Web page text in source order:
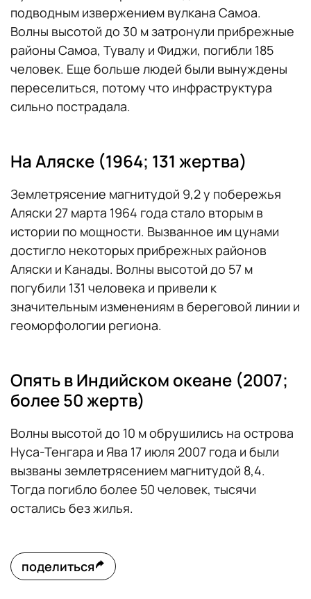
подводным извержением вулкана Самоа.
Волны высотой до 30 м затронули прибрежные
районы Самоа, Тувалу и Фиджи, погибли 185
человек. Еще больше людей были вынуждены
переселиться, потому что инфраструктура
сильно пострадала.
На Аляске (1964; 131 жертва)
Землетрясение магнитудой 9,2 у побережья
Аляски 27 марта 1964 года стало вторым в
истории по мощности. Вызванное им цунами
достигло некоторых прибрежных районов
Аляски и Канады. Волны высотой до 57 м
погубили 131 человека и привели к
значительным изменениям в береговой линии и
геоморфологии региона.
Опять в Индийском океане (2007;
более 50 жертв)
Волны высотой до 10 м обрушились на острова
Нуса-Тенгара и Ява 17 июля 2007 года и были
вызваны землетрясением магнитудой 8,4.
Тогда погибло более 50 человек, тысячи
остались без жилья.
поделиться